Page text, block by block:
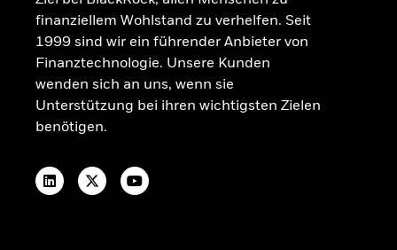
Nachhaltigkeitsbezogene Offenlegungen
Portfolio-ETF-Studie 2025
finanziellem Wohlstand zu verhelfen. Seit
1999 sind wir ein führender Anbieter von
Finanztechnologie. Unsere Kunden
wenden sich an uns, wenn sie
Unterstützung bei ihren wichtigsten Zielen
benötigen.